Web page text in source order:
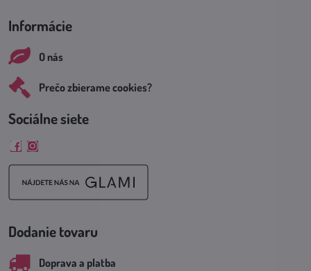
Informácie
O nás
Prečo zbierame cookies?
Sociálne siete
FacebookInstagram
Dodanie tovaru
Doprava a platba